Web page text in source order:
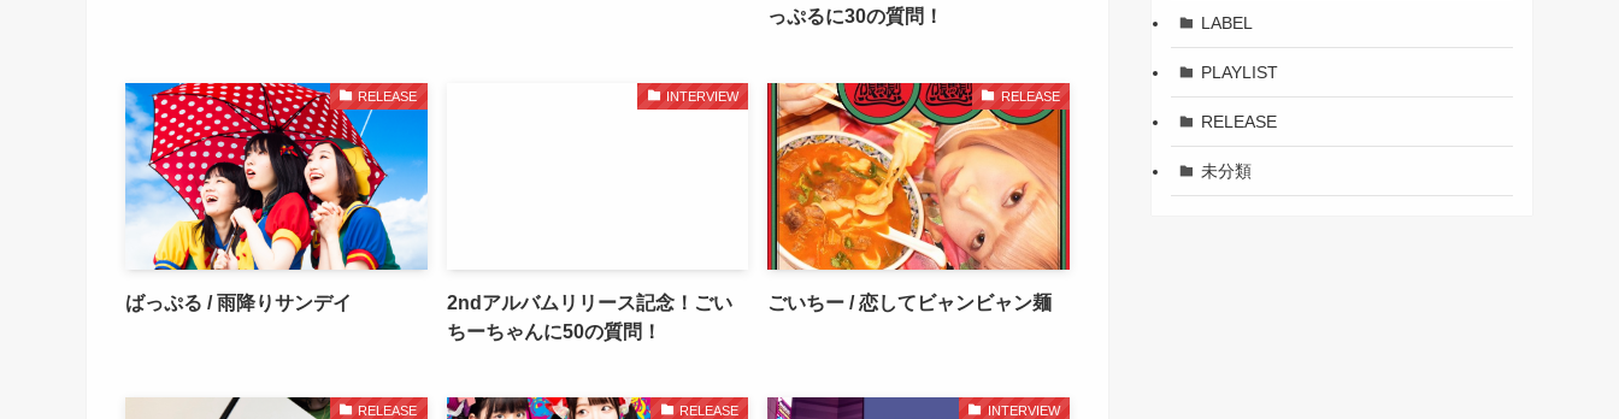
っぷるに30の質問！
RELEASE
ばっぷる / 雨降りサンデイ
INTERVIEW
2ndアルバムリリース記念！ごい
ちーちゃんに50の質問！
RELEASE
ごいちー / 恋してビャンビャン麺
RELEASE RELEASE INTERVIEW
LABEL
PLAYLIST
RELEASE
未分類